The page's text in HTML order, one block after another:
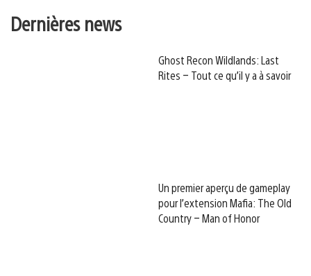
Dernières news
Ghost Recon Wildlands: Last
Rites – Tout ce qu’il y a à savoir
Un premier aperçu de gameplay
pour l’extension Mafia: The Old
Country – Man of Honor